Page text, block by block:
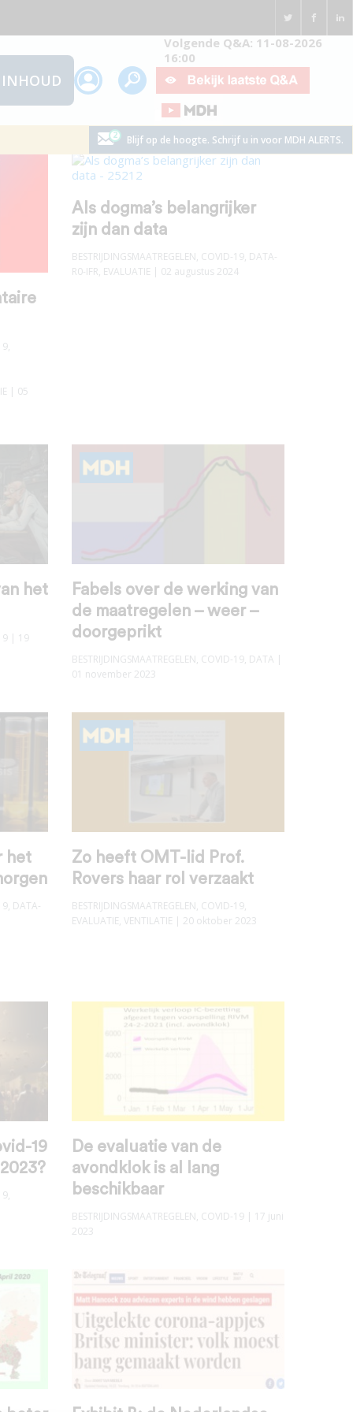
INHOUD
Volgende Q&A: 11-08-2026
16:00
Blijf op de hoogte. Schrijf u in voor MDH ALERTS.
,
| 05
Als dogma’s belangrijker
zijn dan data
BESTRIJDINGSMAATREGELEN, COVID-19, DATA-
R0-IFR, EVALUATIE | 02 augustus 2024
het
| 19
Fabels over de werking van
de maatregelen – weer –
doorgeprikt
BESTRIJDINGSMAATREGELEN, COVID-19, DATA |
01 november 2023
het
, DATA-
Zo heeft OMT-lid Prof.
Rovers haar rol verzaakt
BESTRIJDINGSMAATREGELEN, COVID-19,
EVALUATIE, VENTILATIE | 20 oktober 2023
19
,
De evaluatie van de
avondklok is al lang
beschikbaar
BESTRIJDINGSMAATREGELEN, COVID-19 | 17 juni
2023